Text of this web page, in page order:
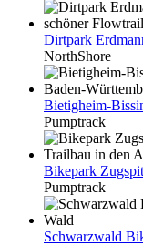
Dirtpark
NorthShore
Bietigheim-
Pumptrack
Bikepark
Pumptrack
Schwarzwald